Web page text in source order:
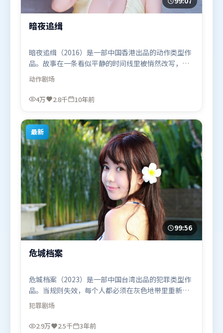
暗夜追缉
暗夜追缉（2016）是一部中国香港出品的动作类型作
品。故事在一条看似平静的时间线里被悄然改写，人
物被迫直面过去与现在的撕裂。人物关系网复杂却不
凌乱，每场对手戏都推动信息增量。由拉吉库马尔·
希拉尼执导，吴京、奥卡菲娜、王景春，黄渤、沈腾
分地区首映上线，适合喜欢动作题材的观众观看。
动作剧场
4万 2.8千 10年前
最新
99:56
危城档案
危城档案（2023）是一部中国台湾出品的犯罪类型作
品。当规则失效，每个人都必须在灰色地带里重新选
择立场与底线。叙事线索多线并进，最终在关键节点
收束。由陈凯歌执导，咏梅、刘德华、基里安·墨
菲，梁朝伟、马东锡等联袂出演。影片于2023年8月
犯罪剧场
2.9万 2.5千 3年前